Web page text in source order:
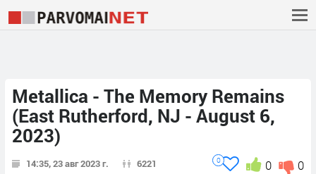
Metallica - The Memory Remains
(East Rutherford, NJ - August 6,
2023)
14:35, 23 авг 2023 г. 6221 0
0
0